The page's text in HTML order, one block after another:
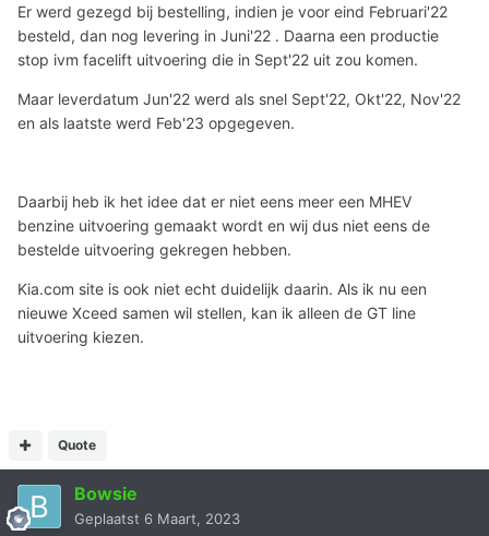
Er werd gezegd bij bestelling, indien je voor eind Februari'22
besteld, dan nog levering in Juni'22 . Daarna een productie
stop ivm facelift uitvoering die in Sept'22 uit zou komen.
Maar leverdatum Jun'22 werd als snel Sept'22, Okt'22, Nov'22
en als laatste werd Feb'23 opgegeven.
Daarbij heb ik het idee dat er niet eens meer een MHEV
benzine uitvoering gemaakt wordt en wij dus niet eens de
bestelde uitvoering gekregen hebben.
Kia.com site is ook niet echt duidelijk daarin. Als ik nu een
nieuwe Xceed samen wil stellen, kan ik alleen de GT line
uitvoering kiezen.
Quote
Bowsie
Geplaatst 6 Maart, 2023